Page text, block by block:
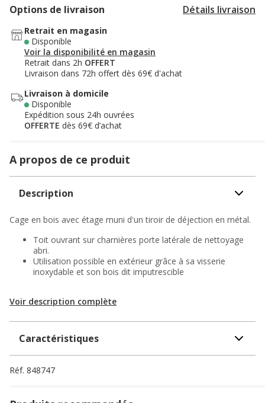
Options de livraison Détails livraison
Retrait en magasin
Disponible
Voir la disponibilité en magasin
Retrait dans 2h OFFERT
Livraison dans 72h offert dès 69€ d'achat
Livraison à domicile
Disponible
Expédition sous 24h ouvrées
OFFERTE dès 69€ d’achat
A propos de ce produit
Description
Cage en bois avec étage muni d'un tiroir de déjection en métal.
Toit ouvrant sur charnières porte latérale de nettoyage
abri.
Utilisation possible en extérieur grâce à sa visserie
inoxydable et son bois dit imputrescible
Voir description complète
Caractéristiques
Réf. 848747